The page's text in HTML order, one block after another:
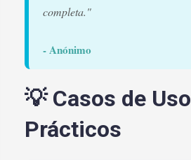
completa."
- Anónimo
💡 Casos de Uso
Prácticos